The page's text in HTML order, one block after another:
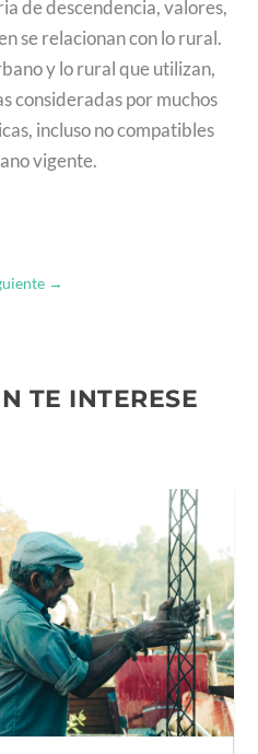
de descendencia, valores,
se relacionan con lo rural.
y lo rural que utilizan,
consideradas por muchos
incluso no compatibles
vigente.
→
TE INTERESE